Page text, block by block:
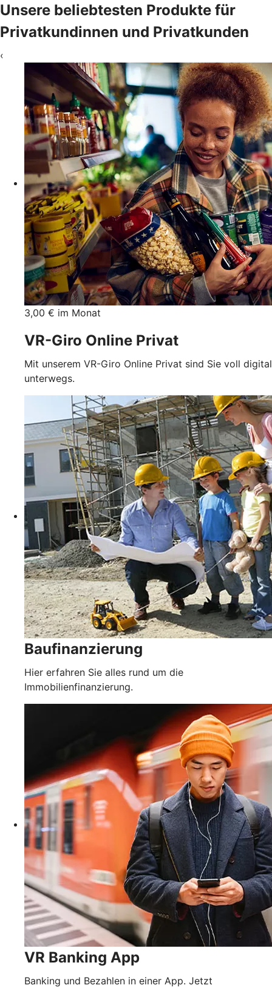
Unsere beliebtesten Produkte für
Privatkundinnen und Privatkunden
‹
3,00 € im Monat
VR-Giro Online Privat
Mit unserem VR-Giro Online Privat sind Sie voll digital
unterwegs.
Baufinanzierung
Hier erfahren Sie alles rund um die
Immobilienfinanzierung.
VR Banking App
Banking und Bezahlen in einer App. Jetzt